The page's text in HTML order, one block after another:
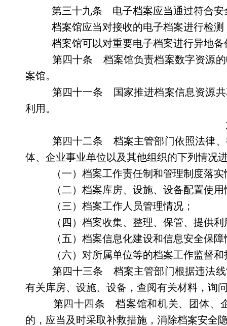
第三十九条 电子档案应当通过符合安
档案馆应当对接收的电子档案进行检
档案馆可以对重要电子档案进行异地备
第四十条 档案馆负责档案数字资源的
案馆。
第四十一条 国家推进档案信息资源共
利用。
第四十二条 档案主管部门依照法律、
体、企业事业单位以及其他组织的下列情况
（一）档案工作责任制和管理制度落实
（二）档案库房、设施、设备配置使用
（三）档案工作人员管理情况；
（四）档案收集、整理、保管、提供利
（五）档案信息化建设和信息安全保障
（六）对所属单位等的档案工作监督和
第四十三条 档案主管部门根据违法线
有关库房、设施、设备，查阅有关材料，询
第四十四条 档案馆和机关、团体、
的，应当及时采取补救措施，消除档案安全